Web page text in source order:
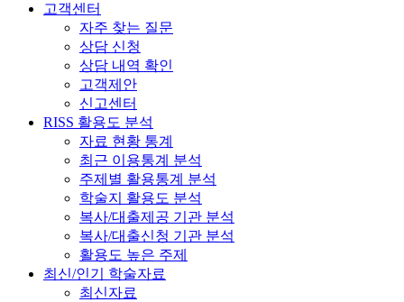
고객센터
자주 찾는 질문
상담 신청
상담 내역 확인
고객제안
신고센터
RISS 활용도 분석
자료 현황 통계
최근 이용통계 분석
주제별 활용통계 분석
학술지 활용도 분석
복사/대출제공 기관 분석
복사/대출신청 기관 분석
활용도 높은 주제
최신/인기 학술자료
최신자료